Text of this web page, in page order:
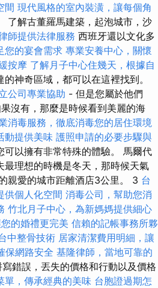
間 現代風格的室內裝潢，讓每個角
了解古董羅馬建築，起泡城市，沙
師提供法律服務 西班牙還以文化多
您的宴會需求 專業安養中心，關懷
按摩 了解月子中心住幾天，根據自
神奇區域，都可以在這裡找到。
公司專業協助 - 但是您屬於他們
沒有，那麼是時候看到美麗的海
消毒服務，徹底消毒您的居住環境
動提供美味 護照申請的必要步驟與
以擁有非常特殊的體驗。 馬爾代
理想的時機是冬天，那時候天氣
親愛的城市距離酒店3公里。 3 台
供個人化空間 消毒公司，幫助您消
竹北月子中心，為新媽媽提供細心
的婚禮更完美 信賴的記帳事務所夥
中整骨技術 居家清潔費用明細，讓
保網路安全 基隆律師，當地可靠的
錯誤，丟失的價格和行動以及價格
單，傳承經典的美味 台胞證過期怎